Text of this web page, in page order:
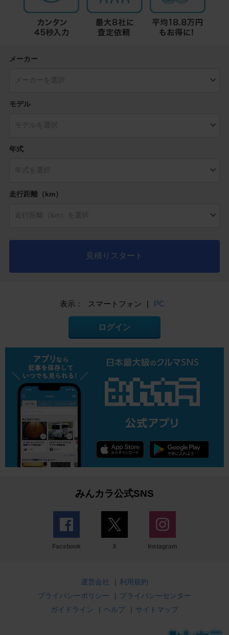
メーカー
モデル
年式
走行距離（km）
見積りスタート
表示： スマートフォン | PC
ログイン
みんカラ公式SNS
Facebook X Instagram
運営会社 | 利用規約
プライバシーポリシー
| プライバシーセンター
ガイドライン
| ヘルプ | サイトマップ